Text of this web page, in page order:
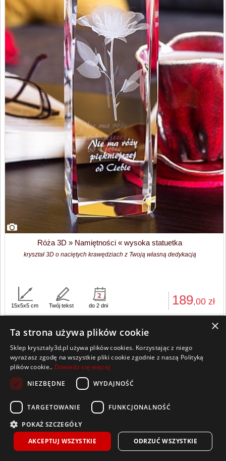
Róża 3D » Namiętności « wysoka statuetka
kryształ 3D o naciętych krawędziach z Twoją własną dedykacją
189,00 zł
15x5x5 cm Twój tekst do 2 dni
Kontakt Współpraca Regulamin Polityka Cookies
Pomoc Strona główna
Sklep prowadzony przez Lumeris Sp. z o. o., ul. Praw Kobiet 6, 15-535 Białystok,
×
Ta strona używa plików cookie
Sklep krysztaly3d.pl używa plików cookies. Korzystając z niego
wyrażasz zgodę na wszystkie pliki cookie zgodnie z naszą Polityką
plików cookie.. Dowiedz się więcej
NIEZBĘDNE
WYDAJNOŚĆ
TARGETOWANIE FUNKCJONALNOŚĆ
POKAŻ SZCZEGÓŁY
AKCEPTUJ WSZYSTKIE
ODRZUĆ WSZYSTKIE